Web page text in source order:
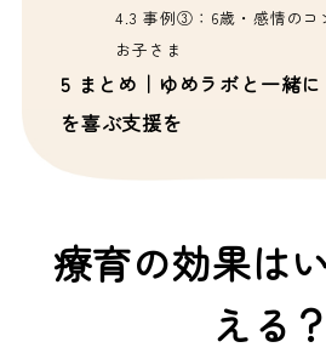
4.3 事例③：6歳・感情のコ
お子さま
5 まとめ｜ゆめラボと一緒に
を喜ぶ支援を
療育の効果は
える？